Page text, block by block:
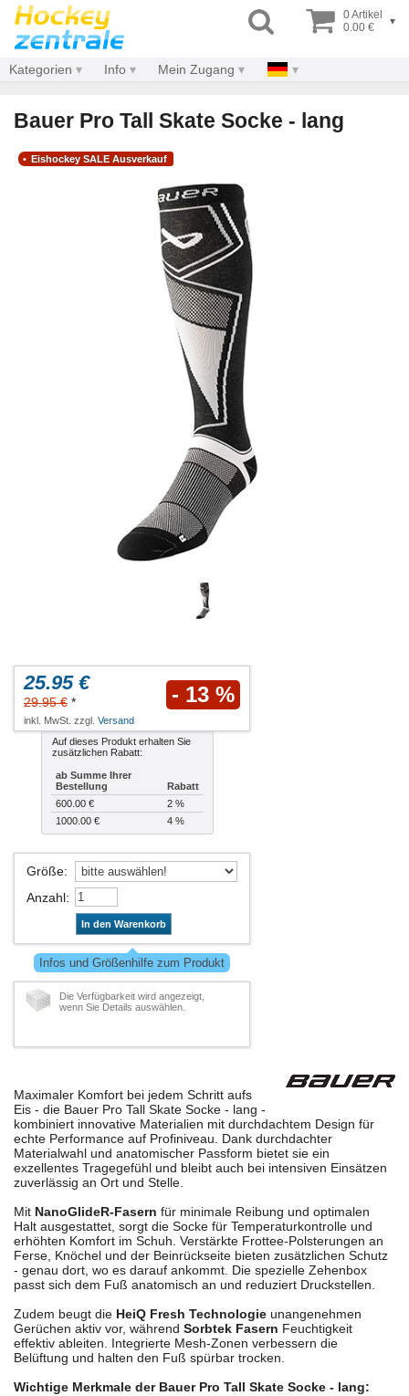
0 Artikel
0.00 €
▾
Kategorien Info Mein Zugang
Bauer Pro Tall Skate Socke - lang
Eishockey SALE Ausverkauf
25.95 €
29.95 € * - 13 %
inkl. MwSt. zzgl. Versand
Auf dieses Produkt erhalten Sie
zusätzlichen Rabatt:
ab Summe Ihrer
Bestellung
Rabatt
600.00 €
2 %
1000.00 €
4 %
Größe:
Anzahl:
In den Warenkorb
Infos und Größenhilfe zum Produkt
Die Verfügbarkeit wird angezeigt,
wenn Sie Details auswählen.
Maximaler Komfort bei jedem Schritt aufs
Eis - die Bauer Pro Tall Skate Socke - lang -
kombiniert innovative Materialien mit durchdachtem Design für
echte Performance auf Profiniveau. Dank durchdachter
Materialwahl und anatomischer Passform bietet sie ein
exzellentes Tragegefühl und bleibt auch bei intensiven Einsätzen
zuverlässig an Ort und Stelle.
Mit NanoGlideR-Fasern für minimale Reibung und optimalen
Halt ausgestattet, sorgt die Socke für Temperaturkontrolle und
erhöhten Komfort im Schuh. Verstärkte Frottee-Polsterungen an
Ferse, Knöchel und der Beinrückseite bieten zusätzlichen Schutz
- genau dort, wo es darauf ankommt. Die spezielle Zehenbox
passt sich dem Fuß anatomisch an und reduziert Druckstellen.
Zudem beugt die HeiQ Fresh Technologie unangenehmen
Gerüchen aktiv vor, während Sorbtek Fasern Feuchtigkeit
effektiv ableiten. Integrierte Mesh-Zonen verbessern die
Belüftung und halten den Fuß spürbar trocken.
Wichtige Merkmale der Bauer Pro Tall Skate Socke - lang: